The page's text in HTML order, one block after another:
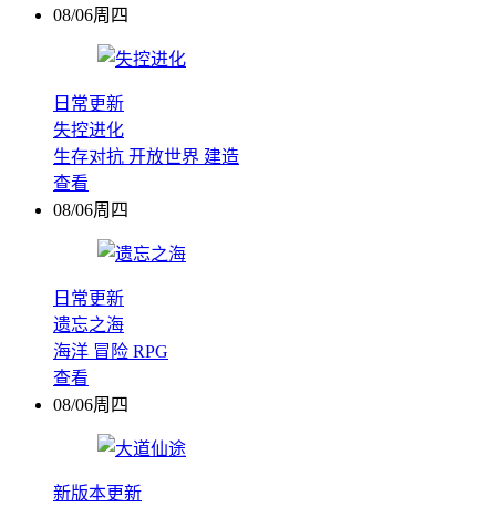
08/06周四
日常更新
失控进化
生存对抗 开放世界 建造
查看
08/06周四
日常更新
遗忘之海
海洋 冒险 RPG
查看
08/06周四
新版本更新